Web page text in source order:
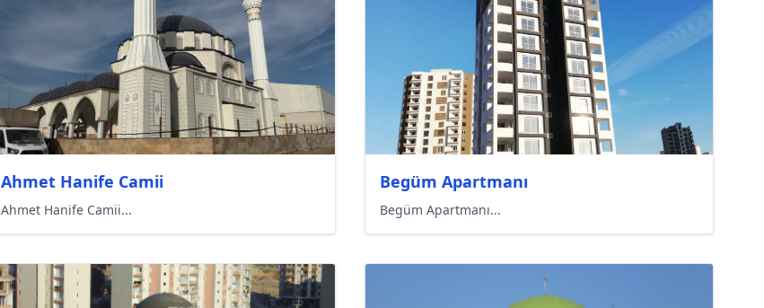
Ahmet Hanife Camii
Ahmet Hanife Camii...
Begüm Apartmanı
Begüm Apartmanı...